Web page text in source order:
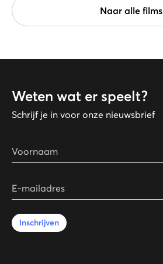
Naar alle films
Weten wat er speelt?
Schrijf je in voor onze nieuwsbrief
Voornaam
E-mailadres
Inschrijven